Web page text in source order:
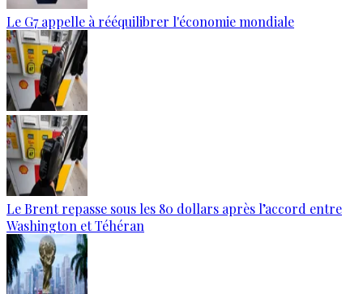
Le G7 appelle à rééquilibrer l'économie mondiale
Le Brent repasse sous les 80 dollars après l’accord entre
Washington et Téhéran